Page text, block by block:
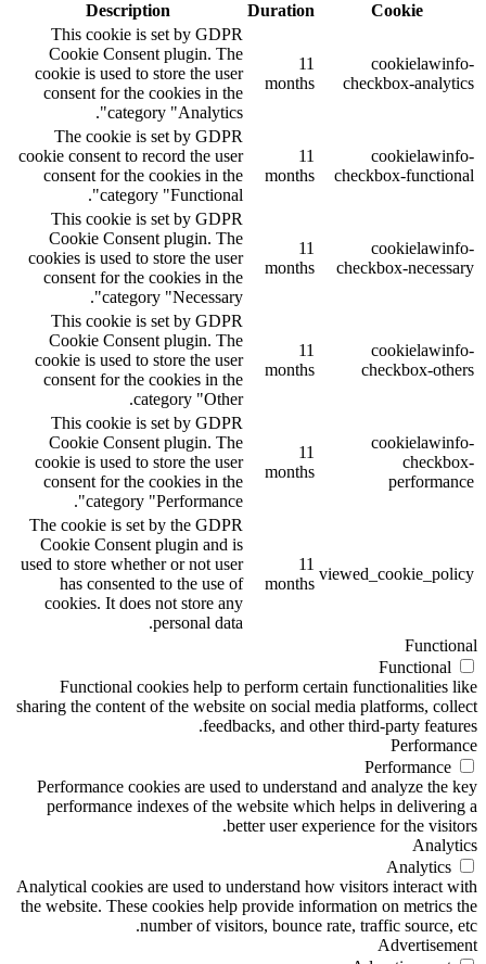
Cookie
Duration
Description
cookielawinfo-
checkbox-analytics
11
months
This cookie is set by GDPR
Cookie Consent plugin. The
cookie is used to store the user
consent for the cookies in the
category "Analytics".
cookielawinfo-
checkbox-functional
11
months
The cookie is set by GDPR
cookie consent to record the user
consent for the cookies in the
category "Functional".
cookielawinfo-
checkbox-necessary
11
months
This cookie is set by GDPR
Cookie Consent plugin. The
cookies is used to store the user
consent for the cookies in the
category "Necessary".
cookielawinfo-
checkbox-others
11
months
This cookie is set by GDPR
Cookie Consent plugin. The
cookie is used to store the user
consent for the cookies in the
category "Other.
cookielawinfo-
checkbox-
performance
11
months
This cookie is set by GDPR
Cookie Consent plugin. The
cookie is used to store the user
consent for the cookies in the
category "Performance".
viewed_cookie_policy
11
months
The cookie is set by the GDPR
Cookie Consent plugin and is
used to store whether or not user
has consented to the use of
cookies. It does not store any
personal data.
Functional
Functional
Functional cookies help to perform certain functionalities like
sharing the content of the website on social media platforms, collect
feedbacks, and other third-party features.
Performance
Performance
Performance cookies are used to understand and analyze the key
performance indexes of the website which helps in delivering a
better user experience for the visitors.
Analytics
Analytics
Analytical cookies are used to understand how visitors interact with
the website. These cookies help provide information on metrics the
number of visitors, bounce rate, traffic source, etc.
Advertisement